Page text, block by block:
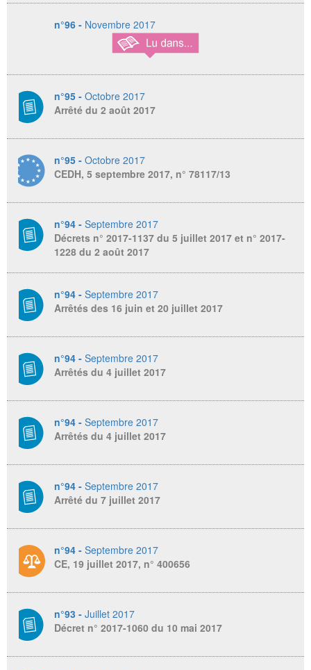
n°96 - Novembre 2017
n°95 - Octobre 2017
Arrêté du 2 août 2017
n°95 - Octobre 2017
CEDH, 5 septembre 2017, n° 78117/13
n°94 - Septembre 2017
Décrets n° 2017-1137 du 5 juillet 2017 et n° 2017-
1228 du 2 août 2017
n°94 - Septembre 2017
Arrêtés des 16 juin et 20 juillet 2017
n°94 - Septembre 2017
Arrêtés du 4 juillet 2017
n°94 - Septembre 2017
Arrêtés du 4 juillet 2017
n°94 - Septembre 2017
Arrêté du 7 juillet 2017
n°94 - Septembre 2017
CE, 19 juillet 2017, n° 400656
n°93 - Juillet 2017
Décret n° 2017-1060 du 10 mai 2017